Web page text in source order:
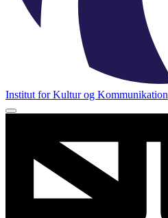
Institut for Kultur og Kommunikation